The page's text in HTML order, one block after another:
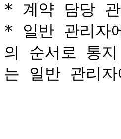
* 계약 담당 관
* 일반 관리자
의 순서로 통